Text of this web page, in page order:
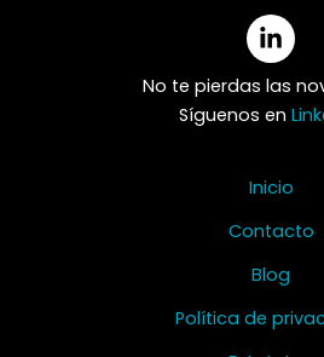
No te pierdas las
Síguenos en
Inicio
Contacto
Blog
Política de